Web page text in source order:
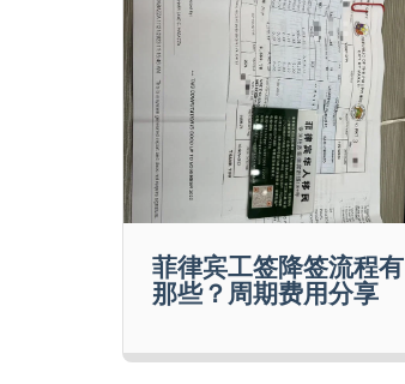
菲律宾工签降签流程有
那些？周期费用分享